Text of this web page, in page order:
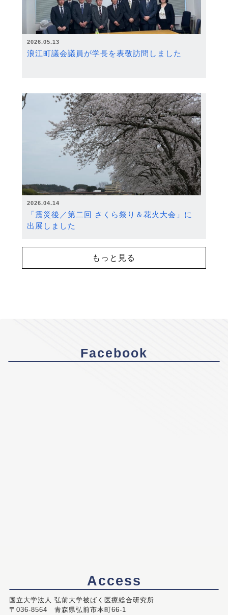
2026.05.13
浪江町議会議員が学長を表敬訪問しました
2026.04.14
「震災後／第二回 さくら祭り＆花火大会」に
出展しました
もっと見る
Facebook
Access
国立大学法人 弘前大学被ばく医療総合研究所
〒036-8564 青森県弘前市本町66-1